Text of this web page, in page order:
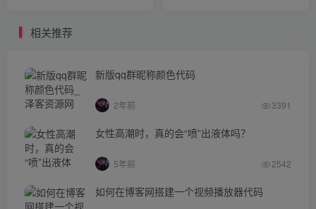
相关推荐
新版qq群昵称颜色代码
2年前 3391
女性高潮时，真的会“喷”出液体吗？
5年前 2542
如何在博客网搭建一个视频播放器代码